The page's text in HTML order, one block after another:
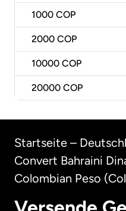
1000 COP
2000 COP
10000 COP
20000 COP
Startseite –
Convert Bahraini
Colombian Peso